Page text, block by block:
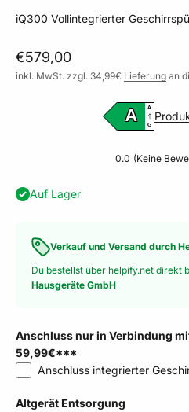
iQ300 Vollintegrierter
Angebot
€579,00
inkl. MwSt. zzgl. 34,99€ Lieferung an
A
G
A
0.0 (Keine
Auf Lager
Verkauf und Versand durch
Du bestellst über helpify.net direkt
Hausgeräte GmbH
Anschluss nur in Verbindung
59,99€***
Anschluss integrierter
Altgerät Entsorgung